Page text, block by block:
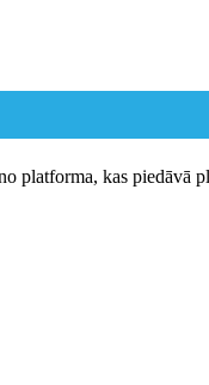
platforma, kas piedāvā